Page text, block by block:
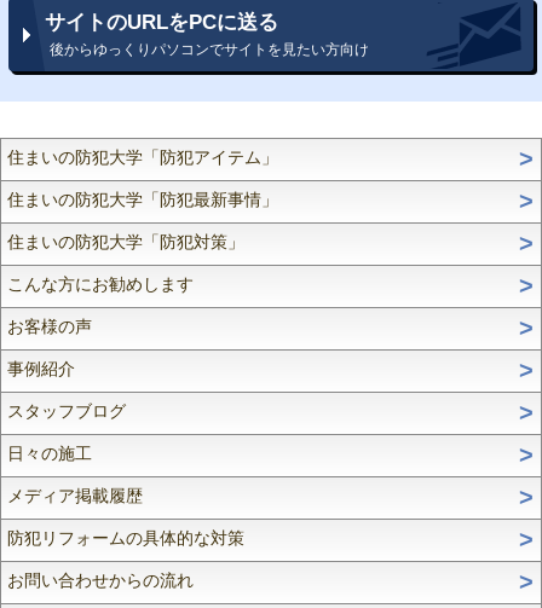
サイトのURLをPCに送る
後からゆっくりパソコンでサイトを見たい方向け
住まいの防犯大学「防犯アイテム」
住まいの防犯大学「防犯最新事情」
住まいの防犯大学「防犯対策」
こんな方にお勧めします
お客様の声
事例紹介
スタッフブログ
日々の施工
メディア掲載履歴
防犯リフォームの具体的な対策
お問い合わせからの流れ